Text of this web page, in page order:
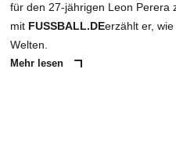
für den 27-jährigen Leon Perera
mit FUSSBALL.DEerzählt er,
Welten.
Mehr lesen